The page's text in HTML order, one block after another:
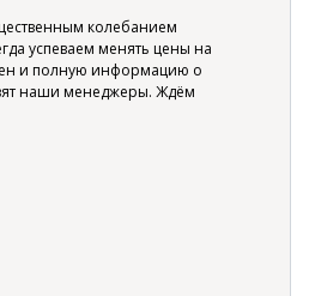
колебанием
успеваем менять цены на
и полную информацию о
наши менеджеры. Ждём